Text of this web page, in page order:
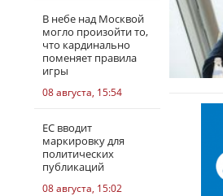
В небе над Москвой
могло произойти то,
что кардинально
поменяет правила
игры
08 августа, 15:54
ЕС вводит
маркировку для
политических
публикаций
08 августа, 15:02